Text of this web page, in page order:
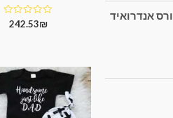
אנדרואיד
דורג242.53₪